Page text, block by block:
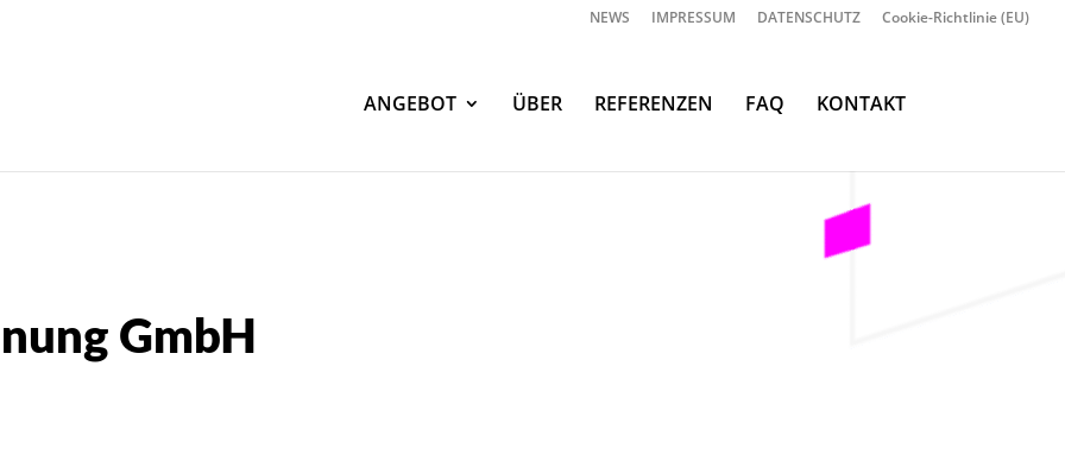
NEWS IMPRESSUM DATENSCHUTZ Cookie-Richtlinie (EU)
ANGEBOT ÜBER REFERENZEN FAQ KONTAKT
GmbH